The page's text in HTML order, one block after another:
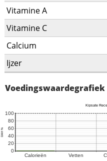
Vitamine A
Vitamine C
Calcium
Ijzer
Voedingswaardegrafiek